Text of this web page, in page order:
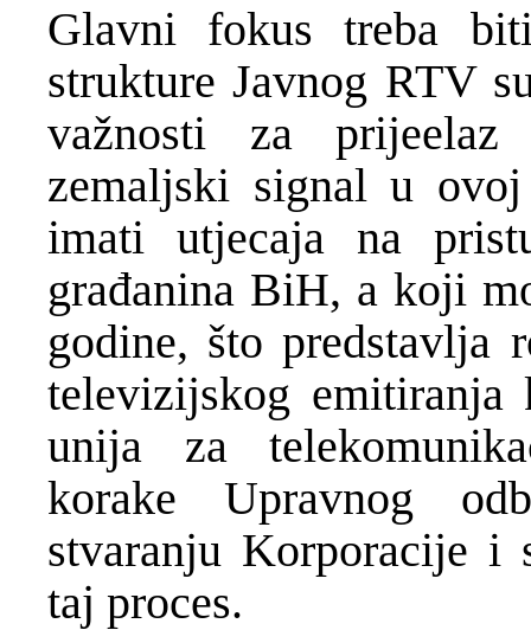
Glavni fokus treba
strukture Javnog RTV
važnosti za
zemaljski signal u
imati utjecaja na
građanina BiH, a koji
godine, što predstavlja
televizijskog emitiranja
unija za
korake Upravnog
stvaranju Korporacije i
taj proces.